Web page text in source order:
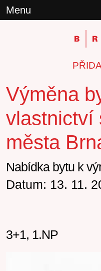
Menu
Výměna
vlastnictví
města
Nabídka bytu k
Datum: 13. 11.
3+1, 1.NP